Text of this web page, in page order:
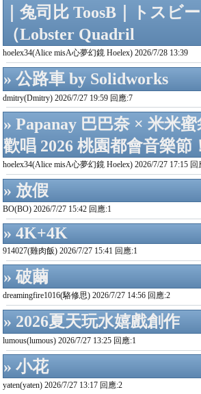
｜兔司比 ToosB｜トスビ
（Lobster Quadril
hoelex34(Alice misA心夢幻鏡 Hoelex) 2026/7/28 13:39
» 公路車 by Solidworks
dmitry(Dmitry) 2026/7/27 19:59 回應:7
» Papanay 巴巴奈 × 米米
歡唱 2026 桃園都會音樂節
hoelex34(Alice misA心夢幻鏡 Hoelex) 2026/7/27 17:15 回
» 放假
BO(BO) 2026/7/27 15:42 回應:1
» 4K+4K
914027(雞肉飯) 2026/7/27 15:41 回應:1
» 破繭
dreamingfire1016(駱修思) 2026/7/27 14:56 回應:2
» 2026夏天玩水嬉戲創作
lumous(lumous) 2026/7/27 13:25 回應:1
» 小花
yaten(yaten) 2026/7/27 13:17 回應:2